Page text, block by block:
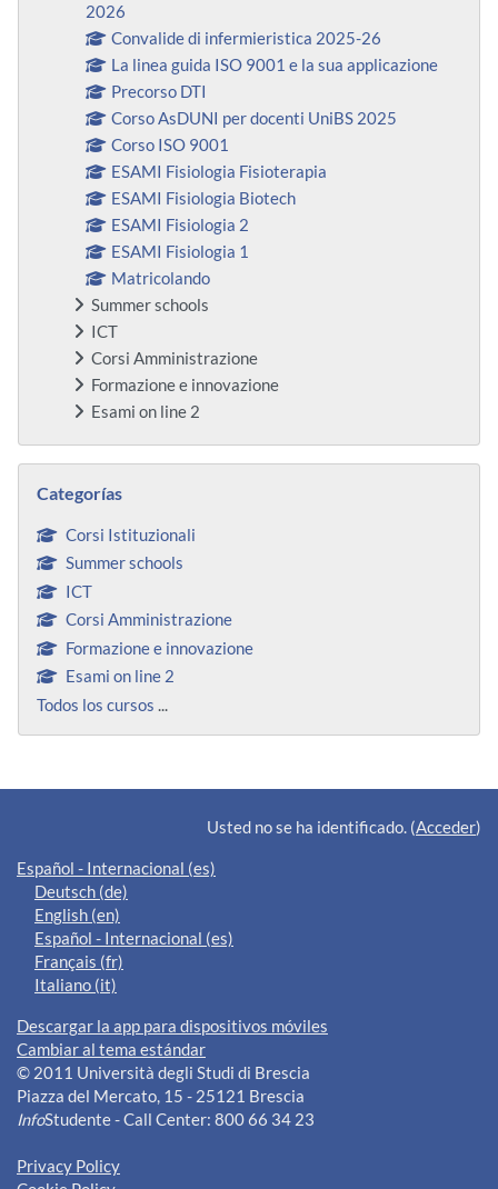
2026
Convalide di infermieristica 2025-26
La linea guida ISO 9001 e la sua applicazione
Precorso DTI
Corso AsDUNI per docenti UniBS 2025
Corso ISO 9001
ESAMI Fisiologia Fisioterapia
ESAMI Fisiologia Biotech
ESAMI Fisiologia 2
ESAMI Fisiologia 1
Matricolando
Summer schools
ICT
Corsi Amministrazione
Formazione e innovazione
Esami on line 2
Categorías
Corsi Istituzionali
Summer schools
ICT
Corsi Amministrazione
Formazione e innovazione
Esami on line 2
Todos los cursos ...
Bloques suplementarios
Usted no se ha identificado. (Acceder)
Español - Internacional ‎(es)‎
Deutsch ‎(de)‎
English ‎(en)‎
Español - Internacional ‎(es)‎
Français ‎(fr)‎
Italiano ‎(it)‎
Descargar la app para dispositivos móviles
Cambiar al tema estándar
© 2011 Università degli Studi di Brescia
Piazza del Mercato, 15 - 25121 Brescia
InfoStudente - Call Center: 800 66 34 23
Privacy Policy